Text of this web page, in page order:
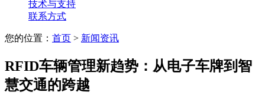
技术与支持
联系方式
您的位置： 首页 > 新闻资讯
RFID车辆管理新趋势：从电子车牌到智
慧交通的跨越